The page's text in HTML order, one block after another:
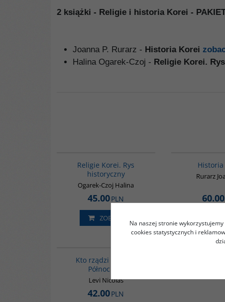
2 książki - Religie i historia Korei -
Joanna P. Rurarz - Historia Korei
Halina Ogarek-Czoj - Religie Korei.
Religie Korei. Rys
historyczny
Ogarek-Czoj Halina
45.00PLN
ZOBACZ
Rurarz
60.00
Kto rządzi w Korei
Północnej?
Levi Nicolas
42.00PLN
Na naszej stronie
cookies statystycznych i